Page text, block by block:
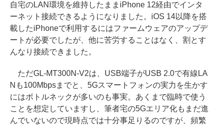
自宅のLAN環境を維持したままiPhone 12経由でインタ
ーネット接続できるようになりました。iOS 14以降を搭
載したiPhoneで利用するにはファームウェアのアップデ
ートが必要でしたが、他に苦労することはなく、割とす
んなり接続できました。
ただGL-MT300N-V2は、USB端子がUSB 2.0で有線LA
Nも100Mbpsまでと、5Gスマートフォンの実力を生かす
にはボトルネックが多いのも事実。あくまで臨時で使う
ことを想定していますし、筆者宅の5Gエリア化もまだ進
んでいないので現時点では十分事足りるのですが、頻繁